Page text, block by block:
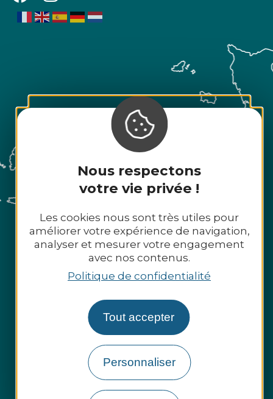
Nous respectons
votre vie privée !
Les cookies nous sont très utiles pour
améliorer votre expérience de navigation,
analyser et mesurer votre engagement
avec nos contenus.
Politique de confidentialité
Tout accepter
Personnaliser